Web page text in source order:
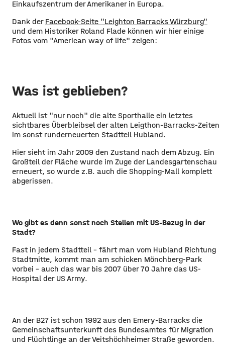
Einkaufszentrum der Amerikaner in Europa.
Dank der Facebook-Seite "Leighton Barracks Würzburg"
und dem Historiker Roland Flade können wir hier einige
Fotos vom "American way of life" zeigen:
Was ist geblieben?
Aktuell ist "nur noch" die alte Sporthalle ein letztes
sichtbares Überbleibsel der alten Leigthon-Barracks-Zeiten
im sonst runderneuerten Stadtteil Hubland.
Hier sieht im Jahr 2009 den Zustand nach dem Abzug. Ein
Großteil der Fläche wurde im Zuge der Landesgartenschau
erneuert, so wurde z.B. auch die Shopping-Mall komplett
abgerissen.
Wo gibt es denn sonst noch Stellen mit US-Bezug in der
Stadt?
Fast in jedem Stadtteil - fährt man vom Hubland Richtung
Stadtmitte, kommt man am schicken Mönchberg-Park
vorbei - auch das war bis 2007 über 70 Jahre das US-
Hospital der US Army.
An der B27 ist schon 1992 aus den Emery-Barracks die
Gemeinschaftsunterkunft des Bundesamtes für Migration
und Flüchtlinge an der Veitshöchheimer Straße geworden.